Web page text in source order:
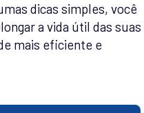
dicas simples, você
a vida útil das suas
mais eficiente e